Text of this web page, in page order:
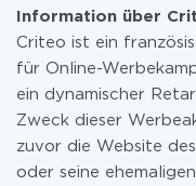
Weitere
Information über
Criteo ist ein
für Online-
ein dynamischer
Zweck dieser
zuvor die Website
oder seine